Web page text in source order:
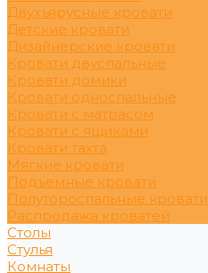
Двухъярусные кровати
Детские кровати
Дизайнерские кровати
Кровати двуспальные
Кровати домики
Кровати односпальные
Кровати с матрасом
Кровати с ящиками
Кровати тахта
Мягкие кровати
Подъемные кровати
Полутороспальные кровати
Распродажа кроватей
Столы
Стулья
Комнаты